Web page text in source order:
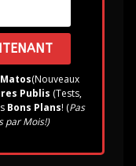
(Nouveaux
Publis (Tests,
Bons Plans! (Pas
par Mois!)